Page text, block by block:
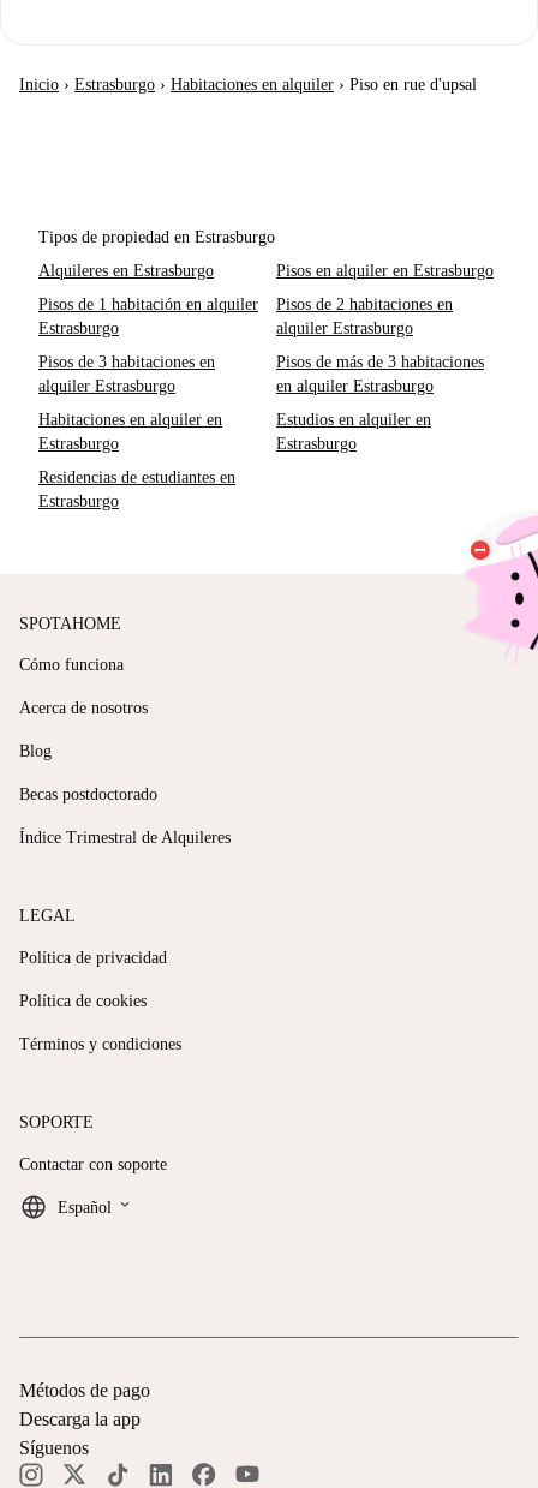
Inicio › Estrasburgo › Habitaciones en alquiler › Piso en rue d'upsal
Tipos de propiedad en Estrasburgo
Alquileres en Estrasburgo
Pisos en alquiler en Estrasburgo
Pisos de 1 habitación en alquiler
Estrasburgo
Pisos de 2 habitaciones en
alquiler Estrasburgo
Pisos de 3 habitaciones en
alquiler Estrasburgo
Pisos de más de 3 habitaciones
en alquiler Estrasburgo
Habitaciones en alquiler en
Estrasburgo
Estudios en alquiler en
Estrasburgo
Residencias de estudiantes en
Estrasburgo
SPOTAHOME
Cómo funciona
Acerca de nosotros
Blog
Becas postdoctorado
Índice Trimestral de Alquileres
LEGAL
Política de privacidad
Política de cookies
Términos y condiciones
SOPORTE
Contactar con soporte
Español keyboard_arrow_down
Métodos de pago
Descarga la app
Síguenos